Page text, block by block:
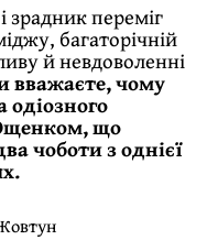
зрадник переміг
багаторічній
й невдоволенні
вважаєте, чому
одіозного
що
чоботи з однієї